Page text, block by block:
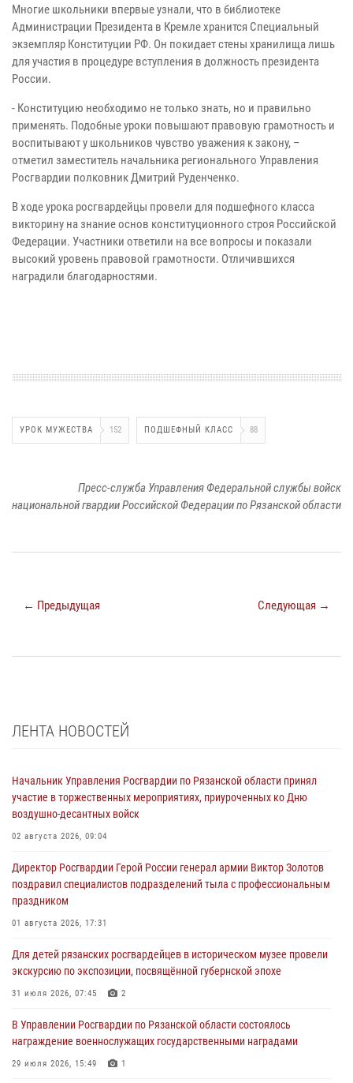
Многие школьники впервые узнали, что в библиотеке
Администрации Президента в Кремле хранится Специальный
экземпляр Конституции РФ. Он покидает стены хранилища лишь
для участия в процедуре вступления в должность президента
России.
- Конституцию необходимо не только знать, но и правильно
применять. Подобные уроки повышают правовую грамотность и
воспитывают у школьников чувство уважения к закону, –
отметил заместитель начальника регионального Управления
Росгвардии полковник Дмитрий Руденченко.
В ходе урока росгвардейцы провели для подшефного класса
викторину на знание основ конституционного строя Российской
Федерации. Участники ответили на все вопросы и показали
высокий уровень правовой грамотности. Отличившихся
наградили благодарностями.
УРОК МУЖЕСТВА 152 ПОДШЕФНЫЙ КЛАСС 88
Пресс-служба Управления Федеральной службы войск
национальной гвардии Российской Федерации по Рязанской области
← Предыдущая Следующая →
ЛЕНТА НОВОСТЕЙ
Начальник Управления Росгвардии по Рязанской области принял
участие в торжественных мероприятиях, приуроченных ко Дню
воздушно-десантных войск
02 августа 2026, 09:04
Директор Росгвардии Герой России генерал армии Виктор Золотов
поздравил специалистов подразделений тыла с профессиональным
праздником
01 августа 2026, 17:31
Для детей рязанских росгвардейцев в историческом музее провели
экскурсию по экспозиции, посвящённой губернской эпохе
31 июля 2026, 07:45 2
В Управлении Росгвардии по Рязанской области состоялось
награждение военнослужащих государственными наградами
29 июля 2026, 15:49 1